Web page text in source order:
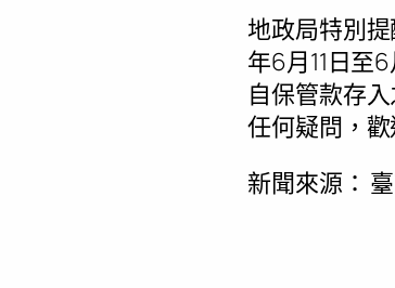
地政局特別
年6月11日至
自保管款存
任何疑問，
新聞來源：